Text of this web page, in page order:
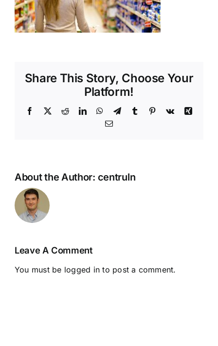
Shop
Tratamente naturale
Share This Story, Choose Your
Platform!
Facebook
X RedditLinkedInWhatsApp
TelegramTumblr Pinterest
Vk
Xing
Email
About the Author: centruln
Leave A Comment
You must be logged in to post a comment.